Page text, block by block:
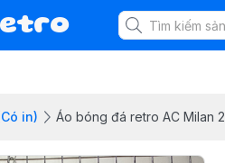
in) Áo bóng đá retro AC Milan